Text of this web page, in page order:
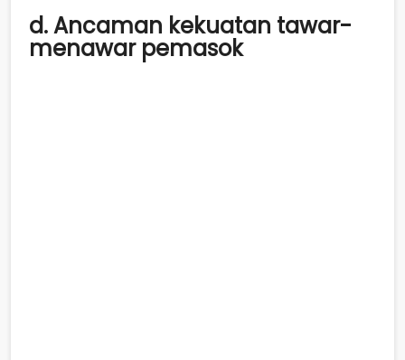
d. Ancaman kekuatan tawar-
menawar pemasok